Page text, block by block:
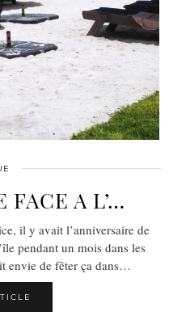
FACE A L’…
il y avait l’anniversaire de
pendant un mois dans les
envie de fêter ça dans…